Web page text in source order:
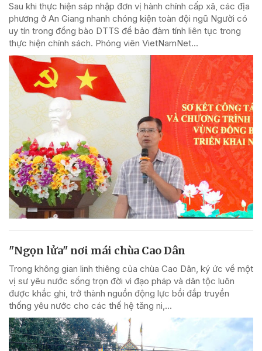
Sau khi thực hiện sáp nhập đơn vị hành chính cấp xã, các địa
phương ở An Giang nhanh chóng kiện toàn đội ngũ Người có
uy tín trong đồng bào DTTS để bảo đảm tính liên tục trong
thực hiện chính sách. Phóng viên VietNamNet...
"Ngọn lửa" nơi mái chùa Cao Dân
Trong không gian linh thiêng của chùa Cao Dân, ký ức về một
vị sư yêu nước sống trọn đời vì đạo pháp và dân tộc luôn
được khắc ghi, trở thành nguồn động lực bồi đắp truyền
thống yêu nước cho các thế hệ tăng ni,...